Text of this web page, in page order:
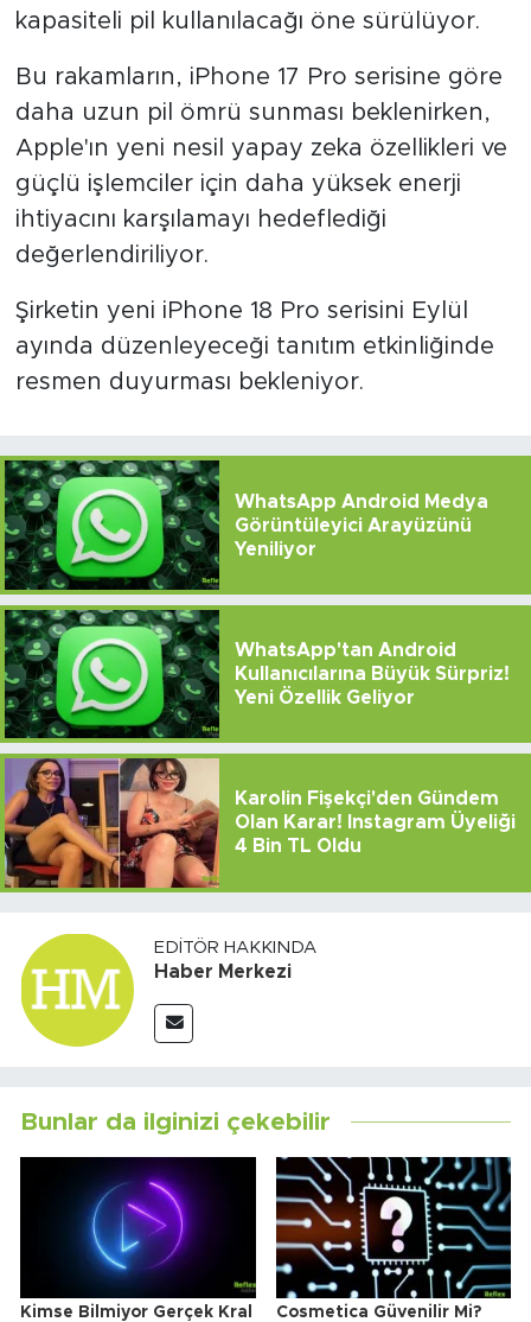
kapasiteli pil kullanılacağı öne sürülüyor.
Bu rakamların, iPhone 17 Pro serisine göre
daha uzun pil ömrü sunması beklenirken,
Apple'ın yeni nesil yapay zeka özellikleri ve
güçlü işlemciler için daha yüksek enerji
ihtiyacını karşılamayı hedeflediği
değerlendiriliyor.
Şirketin yeni iPhone 18 Pro serisini Eylül
ayında düzenleyeceği tanıtım etkinliğinde
resmen duyurması bekleniyor.
WhatsApp Android Medya
Görüntüleyici Arayüzünü
Yeniliyor
WhatsApp'tan Android
Kullanıcılarına Büyük Sürpriz!
Yeni Özellik Geliyor
Karolin Fişekçi'den Gündem
Olan Karar! Instagram Üyeliği
4 Bin TL Oldu
EDITÖR HAKKINDA
Haber Merkezi
Bunlar da ilginizi çekebilir
Kimse Bilmiyor Gerçek Kral Cosmetica Güvenilir Mi?